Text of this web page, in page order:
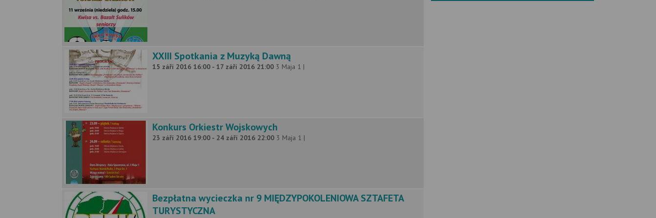
XXIII Spotkania z Muzyką Dawną
15 září 2016 16:00 - 17 září 2016 21:00 3 Maja 1 |
Konkurs Orkiestr Wojskowych
23 září 2016 19:00 - 24 září 2016 22:00 3 Maja 1 |
Bezpłatna wycieczka nr 9 MIĘDZYPOKOLENIOWA SZTAFETA
TURYSTYCZNA